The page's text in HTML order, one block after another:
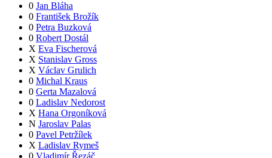
0 Jan Bláha
0 František Brožík
0 Petra Buzková
0 Robert Dostál
X Eva Fischerová
X Stanislav Gross
X Václav Grulich
0 Michal Kraus
0 Gerta Mazalová
0 Ladislav Nedorost
X Hana Orgoníková
N Jaroslav Palas
0 Pavel Petržílek
X Ladislav Rymeš